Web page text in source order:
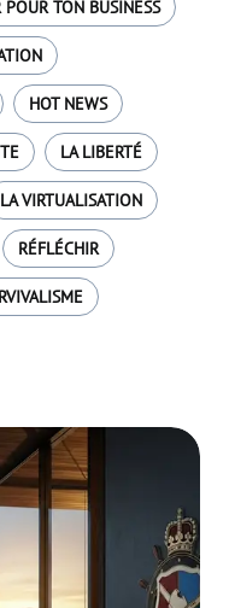
POUR TON BUSINESS
HOT NEWS
LA LIBERTÉ
LA VIRTUALISATION
RÉFLÉCHIR